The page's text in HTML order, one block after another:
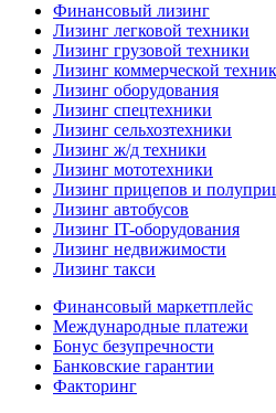
Финансовый лизинг
Лизинг легковой техники
Лизинг грузовой техники
Лизинг коммерческой
Лизинг оборудования
Лизинг спецтехники
Лизинг сельхозтехники
Лизинг ж/д техники
Лизинг мототехники
Лизинг прицепов и
Лизинг автобусов
Лизинг IT-оборудования
Лизинг недвижимости
Лизинг такси
Финансовый маркетплейс
Международные платежи
Бонус безупречности
Банковские гарантии
Факторинг